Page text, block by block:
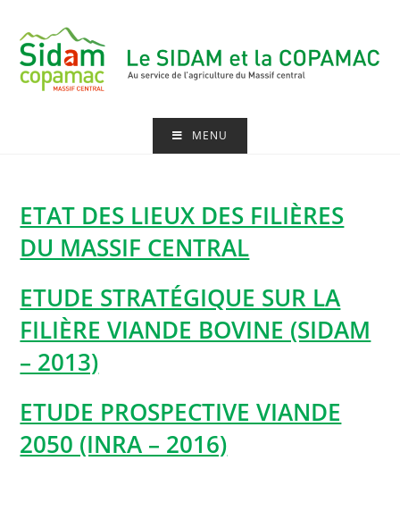
content
MENU
ETAT DES LIEUX DES FILIÈRES
DU MASSIF CENTRAL
ETUDE STRATÉGIQUE SUR LA
FILIÈRE VIANDE BOVINE (SIDAM
– 2013)
ETUDE PROSPECTIVE VIANDE
2050 (INRA – 2016)